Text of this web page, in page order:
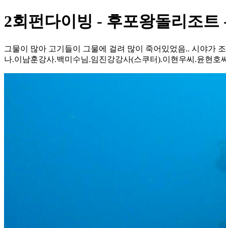
2회펀다이빙 - 후포왕돌리조트
그물이 많아 고기들이 그물에 걸려 많이 죽어있었음.. 시야가
나.이남훈강사.백미수님.임진강강사(스쿠터).이현우씨.윤현호